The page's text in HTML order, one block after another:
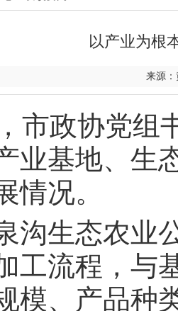
以产业为根
来源
政协党组书
业基地、生
情况。
生态农业公
工流程，与
模、产品种